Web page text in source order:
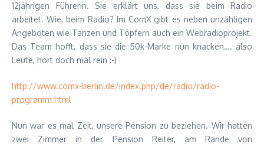
12jährigen Führerin. Sie erklärt uns, dass sie beim Radio
arbeitet. Wie, beim Radio? Im ComX gibt es neben unzähligen
Angeboten wie Tanzen und Töpfern auch ein Webradioprojekt.
Das Team hofft, dass sie die 50k-Marke nun knacken…. also
Leute, hört doch mal rein :-)
http://www.comx-berlin.de/index.php/de/radio/radio-
programm.html
Nun war es mal Zeit, unsere Pension zu beziehen. Wir hatten
zwei Zimmer in der Pension Reiter, am Rande von